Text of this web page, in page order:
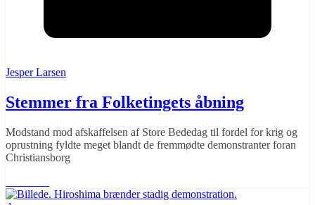
Jesper Larsen
Stemmer fra Folketingets åbning
Modstand mod afskaffelsen af Store Bededag til fordel for krig og
oprustning fyldte meget blandt de fremmødte demonstranter foran
Christiansborg